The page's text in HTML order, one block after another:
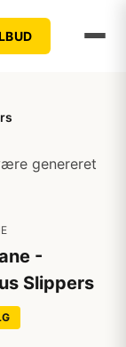
genereret
-
Slippers